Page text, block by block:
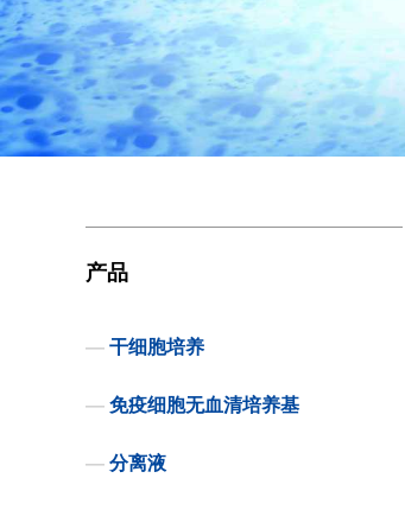
产品
— 干细胞培养
— 免疫细胞无血清培养基
— 分离液